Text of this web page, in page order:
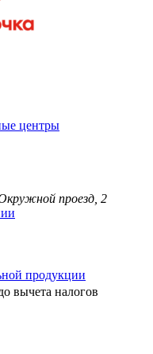
центры
проезд, 2
продукции
вычета налогов